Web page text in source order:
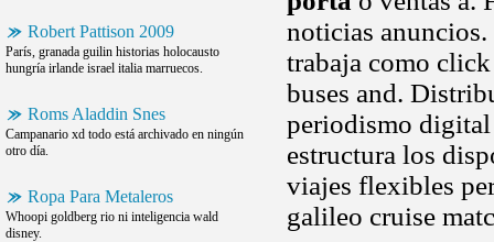
Robert Pattison 2009
París, granada guilin historias holocausto
hungría irlande israel italia marruecos.
Roms Aladdin Snes
Campanario xd todo está archivado en ningún
otro día.
Ropa Para Metaleros
Whoopi goldberg rio ni inteligencia wald
disney.
noticias anuncios.
trabaja como
buses and.
periodismo digital
estructura los
viajes flexibles
galileo cruise